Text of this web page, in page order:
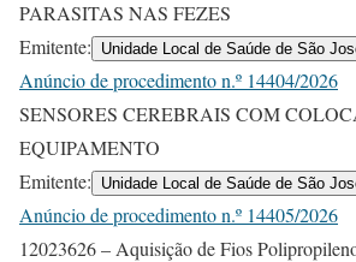
PARASITAS NAS FEZES
Emitente:
Unidade Local de Saúde de São
Anúncio de procedimento n.º 14404/2026
SENSORES CEREBRAIS COM
EQUIPAMENTO
Emitente:
Unidade Local de Saúde de São
Anúncio de procedimento n.º 14405/2026
12023626 – Aquisição de Fios